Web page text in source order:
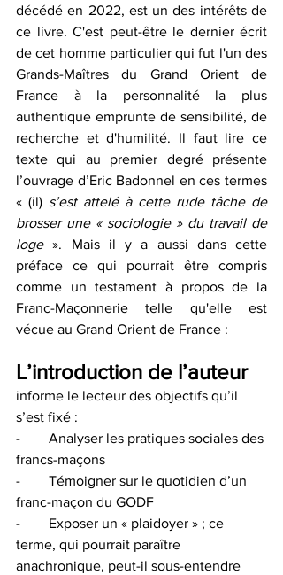
décédé en 2022, est un des intérêts de
ce livre. C'est peut-être le dernier écrit
de cet homme particulier qui fut l'un des
Grands-Maîtres du Grand Orient de
France à la personnalité la plus
authentique emprunte de sensibilité, de
recherche et d'humilité. Il faut lire ce
texte qui au premier degré présente
l’ouvrage d’Eric Badonnel en ces termes
« (il) s’est attelé à cette rude tâche de
brosser une « sociologie » du travail de
loge ». Mais il y a aussi dans cette
préface ce qui pourrait être compris
comme un testament à propos de la
Franc-Maçonnerie telle qu'elle est
vécue au Grand Orient de France :
L’introduction de l’auteur
informe le lecteur des objectifs qu’il
s’est fixé :
-        Analyser les pratiques sociales des
francs-maçons
-        Témoigner sur le quotidien d’un
franc-maçon du GODF
-        Exposer un « plaidoyer » ; ce
terme, qui pourrait paraître
anachronique, peut-il sous-entendre